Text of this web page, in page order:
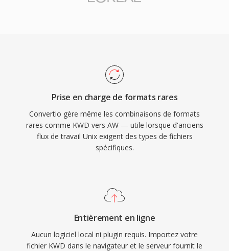
Prise en charge de formats rares
Convertio gère même les combinaisons de formats
rares comme KWD vers AW — utile lorsque d'anciens
flux de travail Unix exigent des types de fichiers
spécifiques.
Entièrement en ligne
Aucun logiciel local ni plugin requis. Importez votre
fichier KWD dans le navigateur et le serveur fournit le